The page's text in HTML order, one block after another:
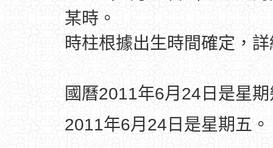
某時。
時柱根據出生時間確定，
國曆2011年6月24日是星
2011年6月24日是星期五。